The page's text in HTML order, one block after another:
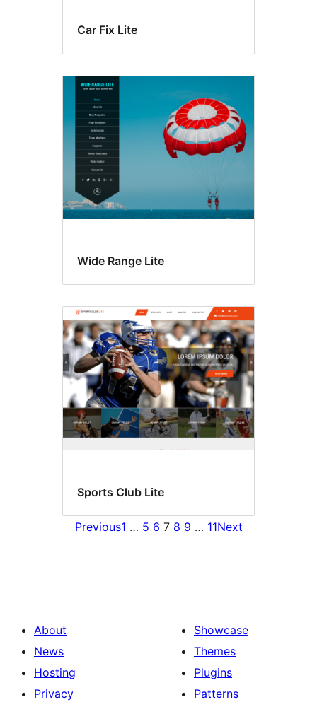
Car Fix Lite
Wide Range Lite
Sports Club Lite
Previous1 … 5 6 7 8 9 … 11Next
About
News
Hosting
Privacy
Showcase
Themes
Plugins
Patterns